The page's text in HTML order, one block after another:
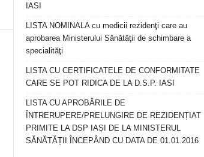
IASI
LISTA NOMINALA cu medicii rezidenţi care au
aprobarea Ministerului Sănătăţii de schimbare a
specialităţi
LISTA CU CERTIFICATELE DE CONFORMITATE
CARE SE POT RIDICA DE LA D.S.P. IASI
LISTA CU APROBĂRILE DE
ÎNTRERUPERE/PRELUNGIRE DE REZIDENȚIAT
PRIMITE LA DSP IAȘI DE LA MINISTERUL
SĂNĂTĂȚII ÎNCEPÂND CU DATA DE 01.01.2016